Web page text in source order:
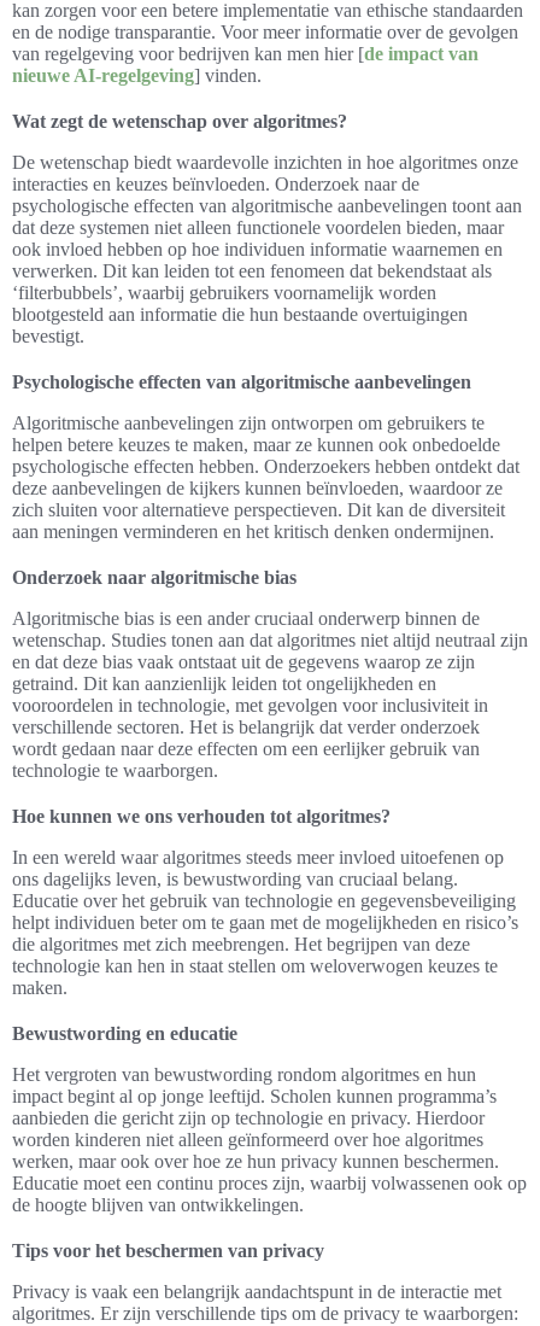
kan zorgen voor een betere implementatie van ethische standaarden
en de nodige transparantie. Voor meer informatie over de gevolgen
van regelgeving voor bedrijven kan men hier [de impact van
nieuwe AI-regelgeving] vinden.
Wat zegt de wetenschap over algoritmes?
De wetenschap biedt waardevolle inzichten in hoe algoritmes onze
interacties en keuzes beïnvloeden. Onderzoek naar de
psychologische effecten van algoritmische aanbevelingen toont aan
dat deze systemen niet alleen functionele voordelen bieden, maar
ook invloed hebben op hoe individuen informatie waarnemen en
verwerken. Dit kan leiden tot een fenomeen dat bekendstaat als
‘filterbubbels’, waarbij gebruikers voornamelijk worden
blootgesteld aan informatie die hun bestaande overtuigingen
bevestigt.
Psychologische effecten van algoritmische aanbevelingen
Algoritmische aanbevelingen zijn ontworpen om gebruikers te
helpen betere keuzes te maken, maar ze kunnen ook onbedoelde
psychologische effecten hebben. Onderzoekers hebben ontdekt dat
deze aanbevelingen de kijkers kunnen beïnvloeden, waardoor ze
zich sluiten voor alternatieve perspectieven. Dit kan de diversiteit
aan meningen verminderen en het kritisch denken ondermijnen.
Onderzoek naar algoritmische bias
Algoritmische bias is een ander cruciaal onderwerp binnen de
wetenschap. Studies tonen aan dat algoritmes niet altijd neutraal zijn
en dat deze bias vaak ontstaat uit de gegevens waarop ze zijn
getraind. Dit kan aanzienlijk leiden tot ongelijkheden en
vooroordelen in technologie, met gevolgen voor inclusiviteit in
verschillende sectoren. Het is belangrijk dat verder onderzoek
wordt gedaan naar deze effecten om een eerlijker gebruik van
technologie te waarborgen.
Hoe kunnen we ons verhouden tot algoritmes?
In een wereld waar algoritmes steeds meer invloed uitoefenen op
ons dagelijks leven, is bewustwording van cruciaal belang.
Educatie over het gebruik van technologie en gegevensbeveiliging
helpt individuen beter om te gaan met de mogelijkheden en risico’s
die algoritmes met zich meebrengen. Het begrijpen van deze
technologie kan hen in staat stellen om weloverwogen keuzes te
maken.
Bewustwording en educatie
Het vergroten van bewustwording rondom algoritmes en hun
impact begint al op jonge leeftijd. Scholen kunnen programma’s
aanbieden die gericht zijn op technologie en privacy. Hierdoor
worden kinderen niet alleen geïnformeerd over hoe algoritmes
werken, maar ook over hoe ze hun privacy kunnen beschermen.
Educatie moet een continu proces zijn, waarbij volwassenen ook op
de hoogte blijven van ontwikkelingen.
Tips voor het beschermen van privacy
Privacy is vaak een belangrijk aandachtspunt in de interactie met
algoritmes. Er zijn verschillende tips om de privacy te waarborgen: